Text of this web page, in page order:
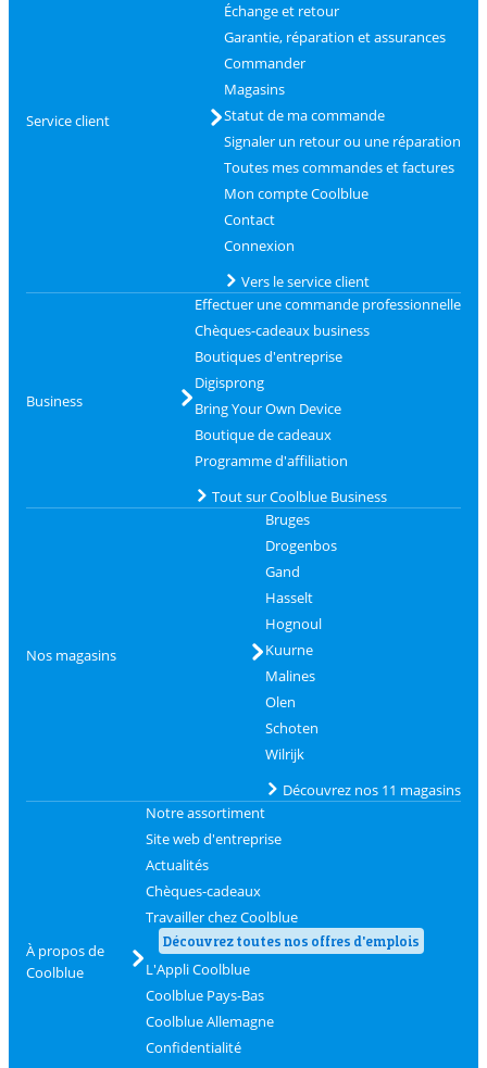
Service client
Échange et retour
Garantie, réparation et assurances
Commander
Magasins
Statut de ma commande
Signaler un retour ou une réparation
Toutes mes commandes et factures
Mon compte Coolblue
Contact
Connexion
Vers le service client
Business
Effectuer une commande professionnelle
Chèques-cadeaux business
Boutiques d'entreprise
Digisprong
Bring Your Own Device
Boutique de cadeaux
Programme d'affiliation
Tout sur Coolblue Business
Nos magasins
Bruges
Drogenbos
Gand
Hasselt
Hognoul
Kuurne
Malines
Olen
Schoten
Wilrijk
Découvrez nos 11 magasins
À propos de
Coolblue
Notre assortiment
Site web d'entreprise
Actualités
Chèques-cadeaux
Travailler chez Coolblue
Découvrez toutes nos offres d'emplois
L'Appli Coolblue
Coolblue Pays-Bas
Coolblue Allemagne
Confidentialité